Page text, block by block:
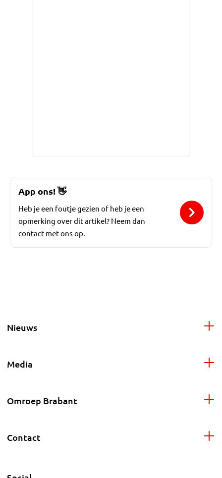
App ons!👋
Heb je een foutje gezien of heb je een
opmerking over dit artikel? Neem dan
contact met ons op.
Nieuws
Media
Omroep Brabant
Contact